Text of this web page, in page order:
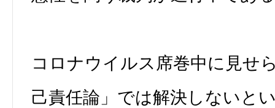
コロナウイルス席巻中に見せ
己責任論」では解決しないと